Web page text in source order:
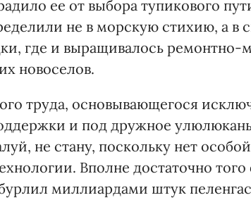
ее от выбора тупикового
не в морскую стихию, а в
где и выращивалось ремонтно-
новоселов.
труда, основывающегося
и под дружное
не стану, поскольку нет
Вполне достаточно того
миллиардами штук